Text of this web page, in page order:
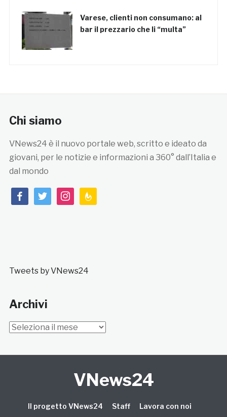
Varese, clienti non consumano: al
bar il prezzario che li “multa”
Chi siamo
VNews24 è il nuovo portale web, scritto e ideato da
giovani, per le notizie e informazioni a 360° dall’Italia e
dal mondo
facebooktwitterinstagramfeedburner
Tweets by VNews24
Archivi
Archivi
VNews24
Il progetto VNews24 Staff
Lavora con noi